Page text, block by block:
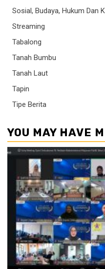
Sosial, Budaya, Hukum Dan
Streaming
Tabalong
Tanah Bumbu
Tanah Laut
Tapin
Tipe Berita
YOU MAY HAVE